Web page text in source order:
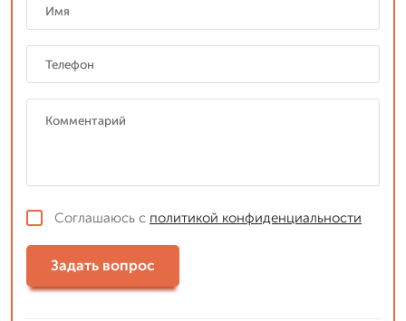
Соглашаюсь с политикой конфиденциальности
Задать вопрос